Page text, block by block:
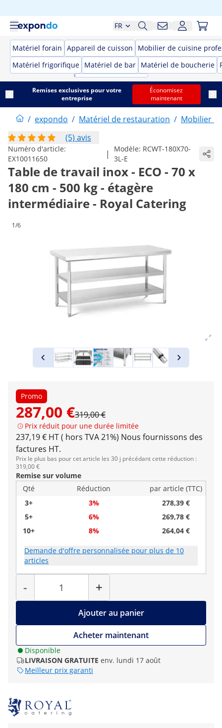
FR
Matériel forain Appareil de cuisson
Mobilier de cuisine
Matériel frigorifique Matériel de bar Matériel de boucherie
Remises exclusives pour votre
entreprise
Économisez
maintenant
/ expondo / Matériel de restauration / Mobilier
(5) avis
Numéro d'article:
EX10011650
| Modèle: RCWT-180X70-
3L-E
Table de travail inox - ECO - 70 x
180 cm - 500 kg - étagère
intermédiaire - Royal Catering
1/6
Promo
287,00 €319,00 €
Prix réduit pour une durée limitée
237,19 € HT ( hors TVA 21%) Nous fournissons des
factures HT.
Prix le plus bas pour cet article les 30 j précédant cette réduction :
319,00 €
Remise sur volume
Qté
Réduction
par article (TTC)
3+
3%
278,39 €
5+
6%
269,78 €
10+
8% 264,04 €
Demande d'offre personnalisée pour plus de 10
articles
-
Quantité
+
Ajouter au panier
Acheter maintenant
Disponible
LIVRAISON GRATUITE env. lundi 17 août
Meilleur prix garanti